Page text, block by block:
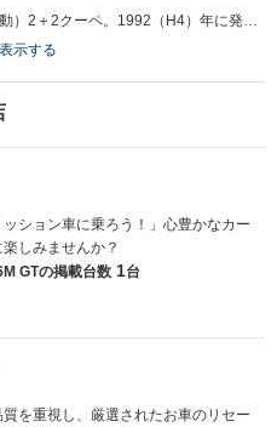
示する
ッション車に乗ろう！」心豊かなカー
しみませんか？
GTの掲載台数 1台
を重視し、厳選されたお車のリセー